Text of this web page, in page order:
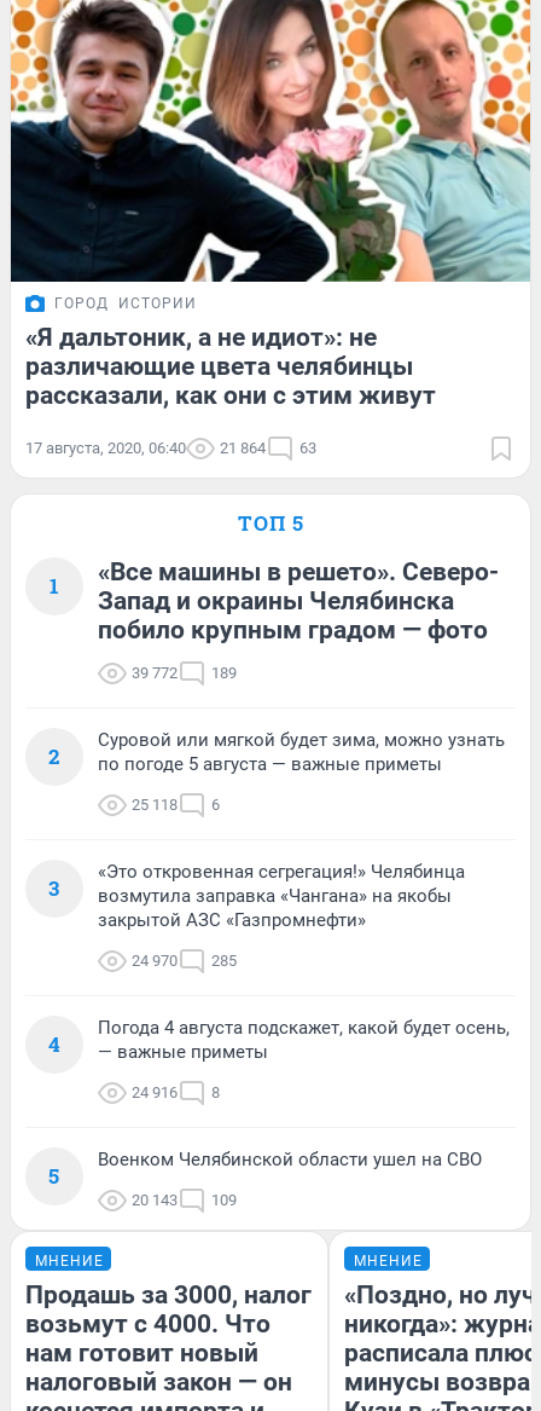
ГОРОД ИСТОРИИ
«Я дальтоник, а не идиот»: не
различающие цвета челябинцы
рассказали, как они с этим живут
17 августа, 2020, 06:40 21 864 63
ТОП 5
1
«Все машины в решето». Северо-
Запад и окраины Челябинска
побило крупным градом — фото
39 772 189
2
Суровой или мягкой будет зима, можно узнать
по погоде 5 августа — важные приметы
25 118 6
3
«Это откровенная сегрегация!» Челябинца
возмутила заправка «Чангана» на якобы
закрытой АЗС «Газпромнефти»
24 970 285
4
Погода 4 августа подскажет, какой будет осень,
— важные приметы
24 916 8
5
Военком Челябинской области ушел на СВО
20 143 109
МНЕНИЕ
Продашь за 3000, налог
возьмут с 4000. Что
нам готовит новый
налоговый закон — он
МНЕНИЕ
«Поздно, но
никогда»:
расписала
минусы